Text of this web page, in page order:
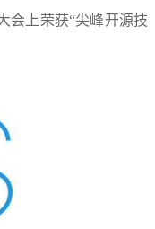
会上荣获“尖峰开源技